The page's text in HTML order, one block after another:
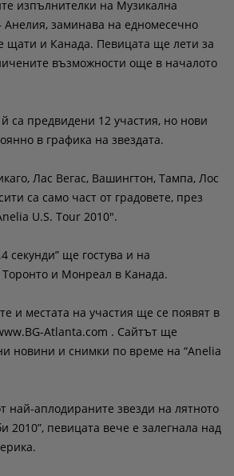
изпълнителки на Музикална
Анелия, заминава на едномесечно
щати и Канада. Певицата ще лети за
възможности още в началото
са предвидени 12 участия, но нови
в графика на звездата.
Лас Вегас, Вашингтон, Тампа, Лос
са само част от градовете, през
U.S. Tour 2010″.
секунди” ще гостува и на
и Монреал в Канада.
и местата на участия ще се появят в
Atlanta.com . Сайтът ще
новини и снимки по време на “Anelia
най-аплодираните звезди на лятното
2010”, певицата вече е залегнала над